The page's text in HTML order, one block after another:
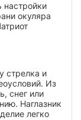
настройки
окуляра
стрелка и
Из
снег или
Наглазник
легко